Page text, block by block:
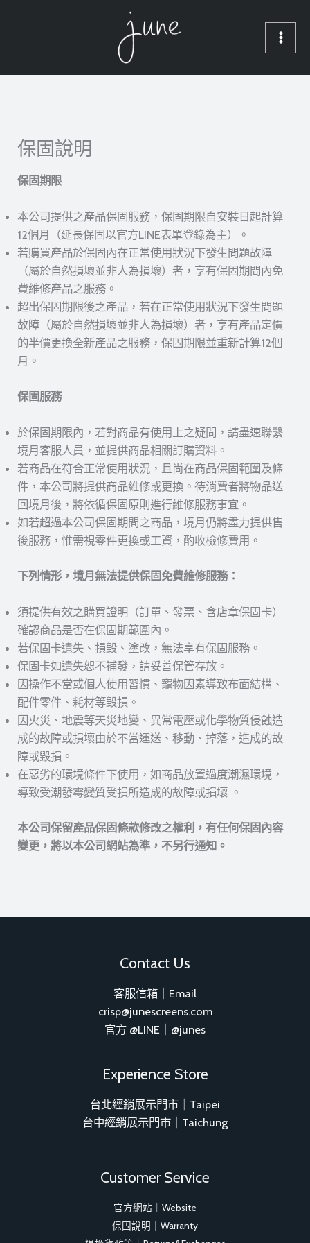
保固說明
保固期限
本公司提供之產品保固服務，保固期限自安裝日起計算
12個月（延長保固以官方LINE表單登錄為主）。
若購買產品於保固內在正常使用狀況下發生問題故障
（屬於自然損壞並非人為損壞）者，享有保固期間內免
費維修產品之服務。
超出保固期限後之產品，若在正常使用狀況下發生問題
故障（屬於自然損壞並非人為損壞）者，享有產品定價
的半價更換全新產品之服務，保固期限並重新計算12個
月。
保固服務
於保固期限內，若對商品有使用上之疑問，請盡速聯繫
境月客服人員，並提供商品相關訂購資料。
若商品在符合正常使用狀況，且尚在商品保固範圍及條
件，本公司將提供商品維修或更換。待消費者將物品送
回境月後，將依循保固原則進行維修服務事宜。
如若超過本公司保固期間之商品，境月仍將盡力提供售
後服務，惟需視零件更換或工資，酌收檢修費用。
下列情形，境月無法提供保固免費維修服務：
須提供有效之購買證明（訂單、發票、含店章保固卡）
確認商品是否在保固期範圍內。
若保固卡遺失、損毀、塗改，無法享有保固服務。
保固卡如遺失恕不補發，請妥善保管存放。
因操作不當或個人使用習慣、寵物因素導致布面結構、
配件零件、耗材等毀損。
因火災、地震等天災地變、異常電壓或化學物質侵蝕造
成的故障或損壞由於不當運送、移動、掉落，造成的故
障或毀損。
在惡劣的環境條件下使用，如商品放置過度潮濕環境，
導致受潮發霉變質受損所造成的故障或損壞 。
本公司保留產品保固條款修改之權利，有任何保固內容
變更，將以本公司網站為準，不另行通知。
Contact Us
客服信箱｜Email
crisp@junescreens.com
官方 @LINE｜@junes
Experience Store
台北經銷展示門市｜Taipei
台中經銷展示門市｜Taichung
Customer Service
官方網站｜Website
保固說明｜Warranty